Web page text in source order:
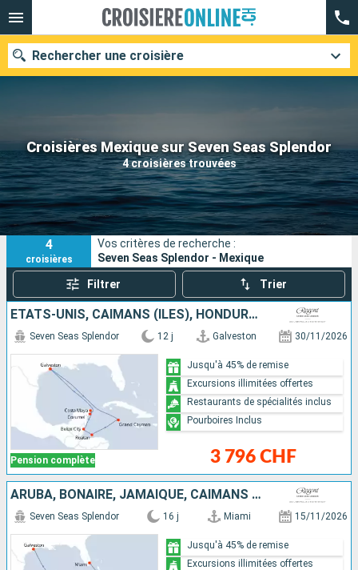
Croisières Mexique sur Seven Seas Splendor
4 croisières trouvées
Rechercher une croisière
Nos destinations
Mois de départ
Ports Compagnies
Rechercher
4
croisières
Vos critères de recherche :
Seven Seas Splendor - Mexique
Filtrer Trier
ÉTATS-UNIS, CAÏMANS (ÎLES), HONDURAS, BELIZE, MEXIQUE
Pension complète
Seven Seas Splendor 12 j Galveston 30/11/2026
3 796 CHF
Jusqu'à 45% de remise
Excursions illimitées offertes
Restaurants de spécialités inclus
Pourboires Inclus
ARUBA, BONAIRE, JAMAÏQUE, CAÏMANS (ÎLES), HONDURAS, MEXIQUE, ÉTATS-UNIS
Seven Seas Splendor 16 j Miami 15/11/2026
Jusqu'à 45% de remise
Excursions illimitées offertes